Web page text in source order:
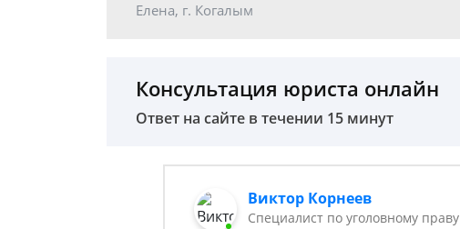
Елена, г. Когалым
Консультация юриста онлайн
Ответ на сайте в течении 15 минут
Виктор Корнеев
Cпециалист по уголовному праву